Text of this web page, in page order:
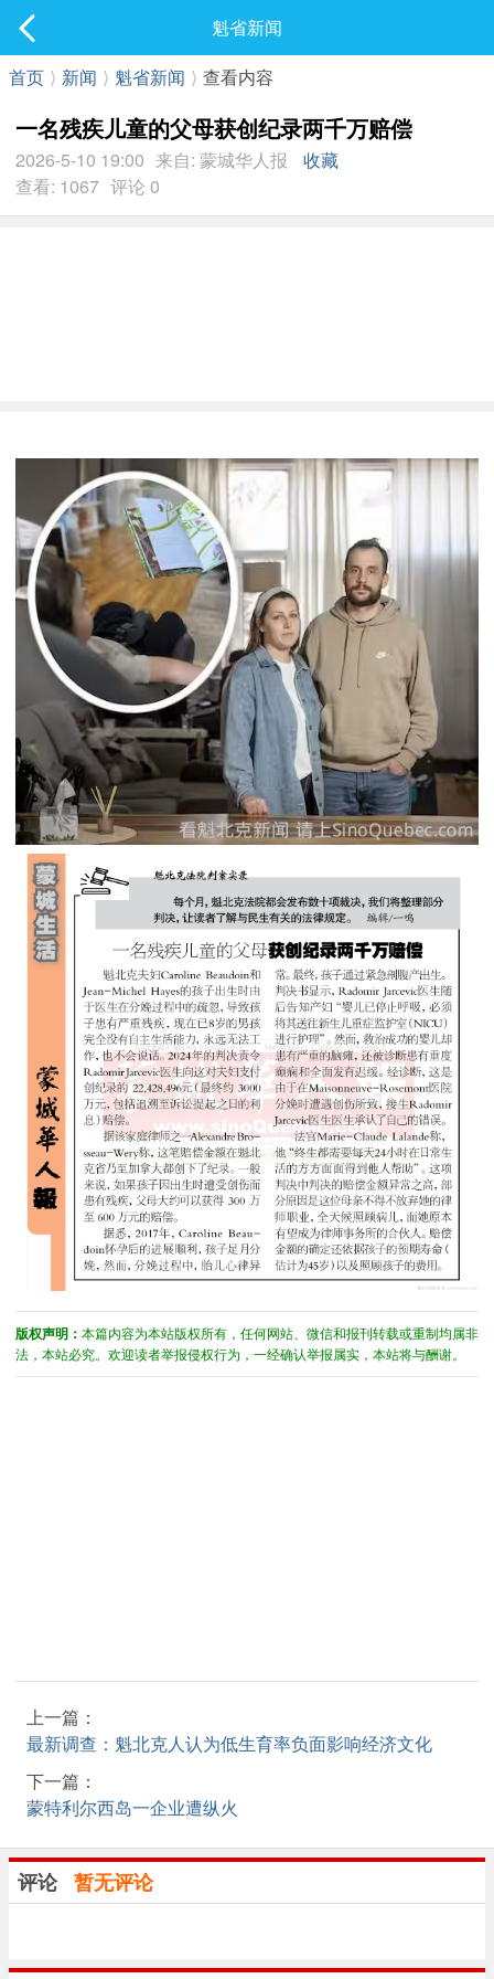
最新发表
魁省新闻
首页 ⟩ 新闻 ⟩ 魁省新闻 ⟩ 查看内容
一名残疾儿童的父母获创纪录两千万赔偿
2026-5-10 19:00 来自: 蒙城华人报
收藏
查看: 1067 评论 0
版权声明： 本篇内容为本站版权所有，任何网站、微信和报刊转载或重制均属非
法，本站必究。欢迎读者举报侵权行为，一经确认举报属实，本站将与酬谢。
上一篇：
最新调查：魁北克人认为低生育率负面影响经济文化
下一篇：
蒙特利尔西岛一企业遭纵火
评论 暂无评论